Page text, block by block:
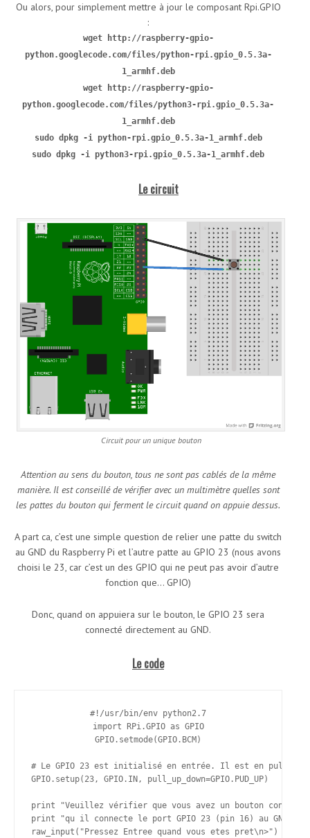
Ou alors, pour simplement mettre à jour le composant Rpi.GPIO
:
wget http://raspberry-gpio-
python.googlecode.com/files/python-rpi.gpio_0.5.3a-
1_armhf.deb
wget http://raspberry-gpio-
python.googlecode.com/files/python3-rpi.gpio_0.5.3a-
1_armhf.deb
sudo dpkg -i python-rpi.gpio_0.5.3a-1_armhf.deb
sudo dpkg -i python3-rpi.gpio_0.5.3a-1_armhf.deb
Le circuit
Circuit pour un unique bouton
Attention au sens du bouton, tous ne sont pas cablés de la même
manière. Il est conseillé de vérifier avec un multimètre quelles sont
les pattes du bouton qui ferment le circuit quand on appuie dessus.
A part ca, c’est une simple question de relier une patte du switch
au GND du Raspberry Pi et l’autre patte au GPIO 23 (nous avons
choisi le 23, car c’est un des GPIO qui ne peut pas avoir d’autre
fonction que… GPIO)
Donc, quand on appuiera sur le bouton, le GPIO 23 sera
connecté directement au GND.
Le code
#!/usr/bin/env python2.7
import RPi.GPIO as GPIO
GPIO.setmode(GPIO.BCM)
# Le GPIO 23 est initialisé en entrée. Il est en pull-up
GPIO.setup(23, GPIO.IN, pull_up_down=GPIO.PUD_UP)
print "Veuillez vérifier que vous avez un bouton
print "qu il connecte le port GPIO 23 (pin 16) au GND
raw_input("Pressez Entree quand vous etes pret\n>")